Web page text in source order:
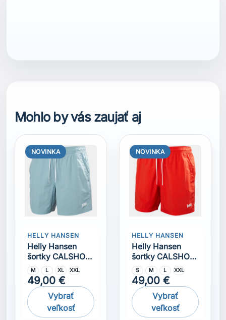
Mohlo by vás zaujať aj
NOVINKA
HELLY HANSEN
Helly Hansen
šortky CALSHOT
TRUNK 7""
M L XL XXL
49,00 €
Vybrať
veľkosť
NOVINKA
HELLY HANSEN
Helly Hansen
šortky CALSHOT
TRUNK 7""
S M L XXL
49,00 €
Vybrať
veľkosť